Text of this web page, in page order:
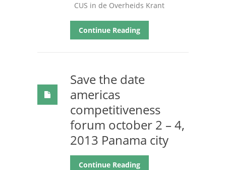
CUS in de Overheids Krant
Continue Reading
Save the date
americas
competitiveness
forum october 2 – 4,
2013 Panama city
Continue Reading